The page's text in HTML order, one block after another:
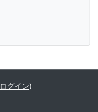
ログイン)